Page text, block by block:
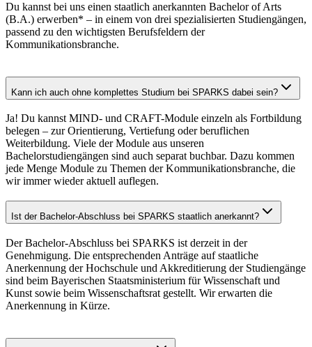
Du kannst bei uns einen staatlich anerkannten Bachelor of Arts
(B.A.) erwerben* – in einem von drei spezialisierten Studiengängen,
passend zu den wichtigsten Berufsfeldern der
Kommunikationsbranche.
Kann ich auch ohne komplettes Studium bei SPARKS dabei sein?
Ja! Du kannst MIND- und CRAFT-Module einzeln als Fortbildung
belegen – zur Orientierung, Vertiefung oder beruflichen
Weiterbildung. Viele der Module aus unseren
Bachelorstudiengängen sind auch separat buchbar. Dazu kommen
jede Menge Module zu Themen der Kommunikationsbranche, die
wir immer wieder aktuell auflegen.
Ist der Bachelor-Abschluss bei SPARKS staatlich anerkannt?
Der Bachelor‑Abschluss bei SPARKS ist derzeit in der
Genehmigung. Die entsprechenden Anträge auf staatliche
Anerkennung der Hochschule und Akkreditierung der Studiengänge
sind beim Bayerischen Staatsministerium für Wissenschaft und
Kunst sowie beim Wissenschaftsrat gestellt. Wir erwarten die
Anerkennung in Kürze.